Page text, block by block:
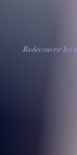
Redécouvrir les